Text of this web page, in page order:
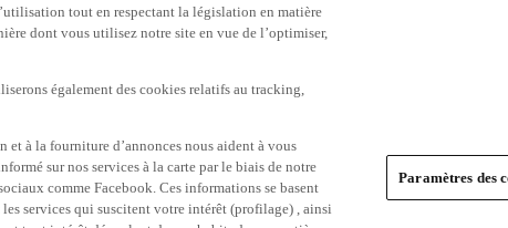
tout en respectant la législation en matière
dont vous utilisez notre site en vue de l’optimiser,
également des cookies relatifs au tracking,
et à la fourniture d’annonces nous aident à vous
sur nos services à la carte par le biais de notre
comme Facebook. Ces informations se basent
services qui suscitent votre intérêt (profilage) , ainsi
Paramètres des